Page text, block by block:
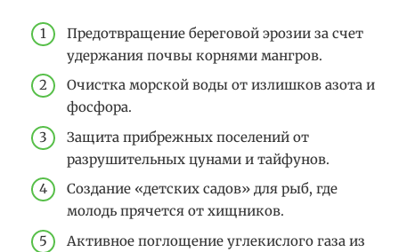
Предотвращение береговой эрозии за счет
удержания почвы корнями мангров.
Очистка морской воды от излишков азота и
фосфора.
Защита прибрежных поселений от
разрушительных цунами и тайфунов.
Создание «детских садов» для рыб, где
молодь прячется от хищников.
Активное поглощение углекислого газа из